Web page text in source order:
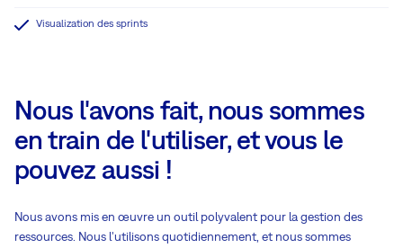
Visualization des sprints
Nous l'avons fait, nous sommes
en train de l'utiliser, et vous le
pouvez aussi !
Nous avons mis en œuvre un outil polyvalent pour la gestion des
ressources. Nous l'utilisons quotidiennement, et nous sommes